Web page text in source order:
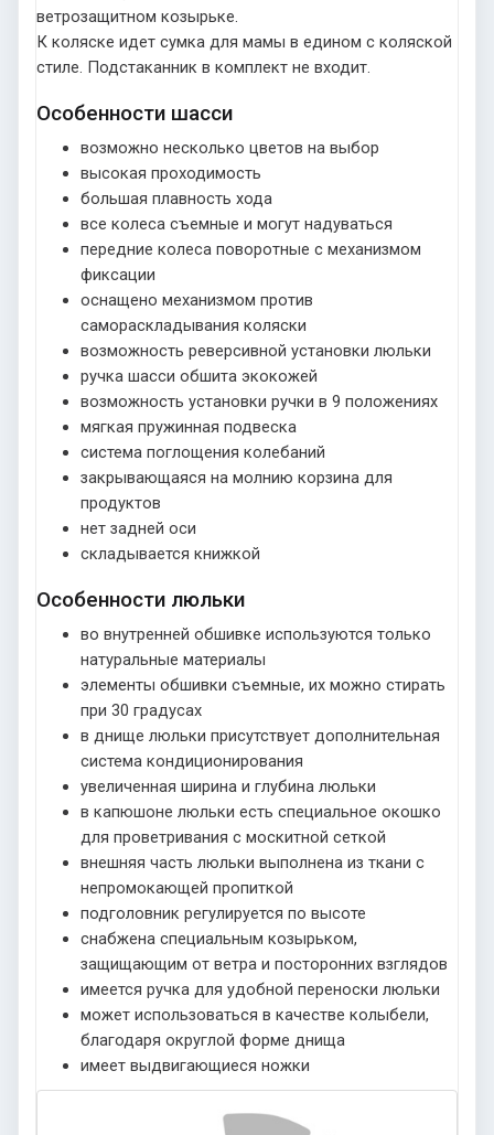
ветрозащитном козырьке.
К коляске идет сумка для мамы в едином с коляской
стиле. Подстаканник в комплект не входит.
Особенности шасси
возможно несколько цветов на выбор
высокая проходимость
большая плавность хода
все колеса съемные и могут надуваться
передние колеса поворотные с механизмом
фиксации
оснащено механизмом против
самораскладывания коляски
возможность реверсивной установки люльки
ручка шасси обшита экокожей
возможность установки ручки в 9 положениях
мягкая пружинная подвеска
система поглощения колебаний
закрывающаяся на молнию корзина для
продуктов
нет задней оси
складывается книжкой
Особенности люльки
во внутренней обшивке используются только
натуральные материалы
элементы обшивки съемные, их можно стирать
при 30 градусах
в днище люльки присутствует дополнительная
система кондиционирования
увеличенная ширина и глубина люльки
в капюшоне люльки есть специальное окошко
для проветривания с москитной сеткой
внешняя часть люльки выполнена из ткани с
непромокающей пропиткой
подголовник регулируется по высоте
снабжена специальным козырьком,
защищающим от ветра и посторонних взглядов
имеется ручка для удобной переноски люльки
может использоваться в качестве колыбели,
благодаря округлой форме днища
имеет выдвигающиеся ножки